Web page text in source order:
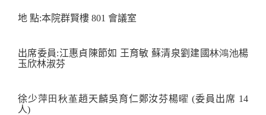
地 點:本院群賢樓 801 會議室
出席委員:江惠貞 陳節如 王育敏蘇清泉劉建國林鴻池楊
玉欣林淑芬
徐少萍田秋堇趙天麟吳育仁鄭汝芬楊曜 (委員出席 14
人)